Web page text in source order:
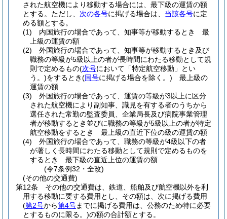
された航空機により移動する場合には、最下級の運賃の額
とする。 ただし、 次の各号に掲げる場合は、 当該各号に定
める額とする。
(1)
内国旅行の場合であって、知事等が移動するとき 最
上級の運賃の額
(2)
外国旅行の場合であって、知事等が移動するとき及び
職務の等級が5級以上の者が長時間にわたる移動として規
則で定めるもの(次号において「特定航空移動」とい
う。)をするとき(同号に掲げる場合を除く。) 最上級の
運賃の額
(3)
外国旅行の場合であって、運賃の等級が3以上に区分
された航空機により副知事、識見を有する者のうちから
選任された常勤の監査委員、企業局長及び病院事業管理
者が移動するとき並びに職務の等級が5級以上の者が特定
航空移動をするとき 最上級の直近下位の級の運賃の額
(4)
外国旅行の場合であって、職務の等級が4級以下の者
が著しく長時間にわたる移動として規則で定めるものを
するとき 最下級の直近上位の運賃の額
(令7条例32・全改)
(その他の交通費)
第12条
その他の交通費は、鉄道、船舶及び航空機以外を利
用する移動に要する費用とし、その額は、次に掲げる費用
(第2号から第4号までに掲げる費用は、公務のため特に必要
とするものに限る。)の額の合計額とする。